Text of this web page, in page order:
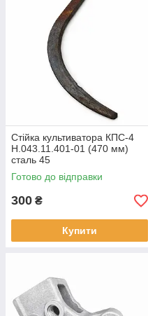
Стійка культиватора КПС-4
Н.043.11.401-01 (470 мм)
сталь 45
Готово до відправки
300 ₴
Купити